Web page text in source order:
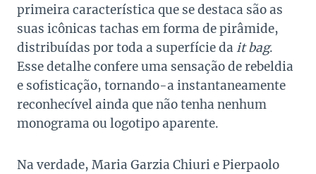
primeira característica que se destaca são as
suas icônicas tachas em forma de pirâmide,
distribuídas por toda a superfície da it bag.
Esse detalhe confere uma sensação de rebeldia
e sofisticação, tornando-a instantaneamente
reconhecível ainda que não tenha nenhum
monograma ou logotipo aparente.
Na verdade, Maria Garzia Chiuri e Pierpaolo